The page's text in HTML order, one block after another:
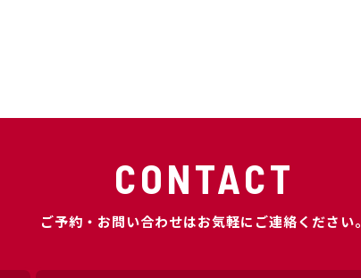
CONTACT
ご予約・お問い合わせはお気軽にご連絡ください。